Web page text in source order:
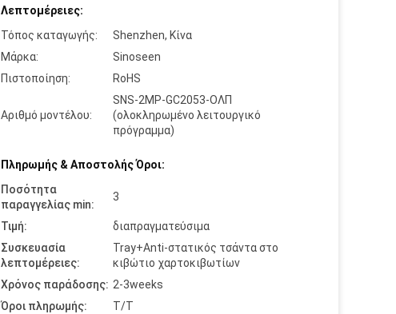
Λεπτομέρειες:
Τόπος καταγωγής:
Shenzhen, Κίνα
Μάρκα:
Sinoseen
Πιστοποίηση:
RoHS
Αριθμό μοντέλου:
SNS-2MP-GC2053-ΟΛΠ
(ολοκληρωμένο λειτουργικό
πρόγραμμα)
Πληρωμής & Αποστολής Όροι:
Ποσότητα
παραγγελίας min:
3
Τιμή:
διαπραγματεύσιμα
Συσκευασία
λεπτομέρειες:
Tray+Anti-στατικός τσάντα στο
κιβώτιο χαρτοκιβωτίων
Χρόνος παράδοσης: 2-3weeks
Όροι πληρωμής:
T/T